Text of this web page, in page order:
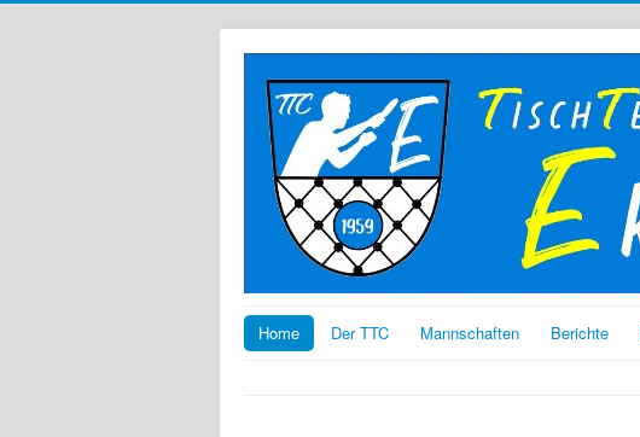
Home Der TTC Mannschaften Berichte